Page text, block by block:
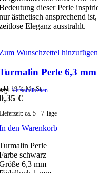
dieser Perle
ästhetisch ansprechend
Eleganz ausstrahlt.
Wunschzettel hinzufügen
Perle 6,3 mm
19 % MwSt.
Versandkosten
€
ca. 5 - 7 Tage
den Warenkorb
Perle
schwarz
6,3 mm